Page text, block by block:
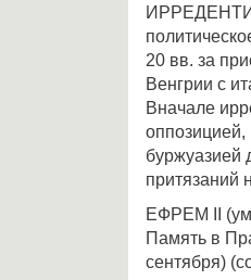
20 вв. за
Венгрии с
Вначале
оппозицией,
буржуазией
притязаний
ЕФРЕМ II (ум
Память в
сентября)